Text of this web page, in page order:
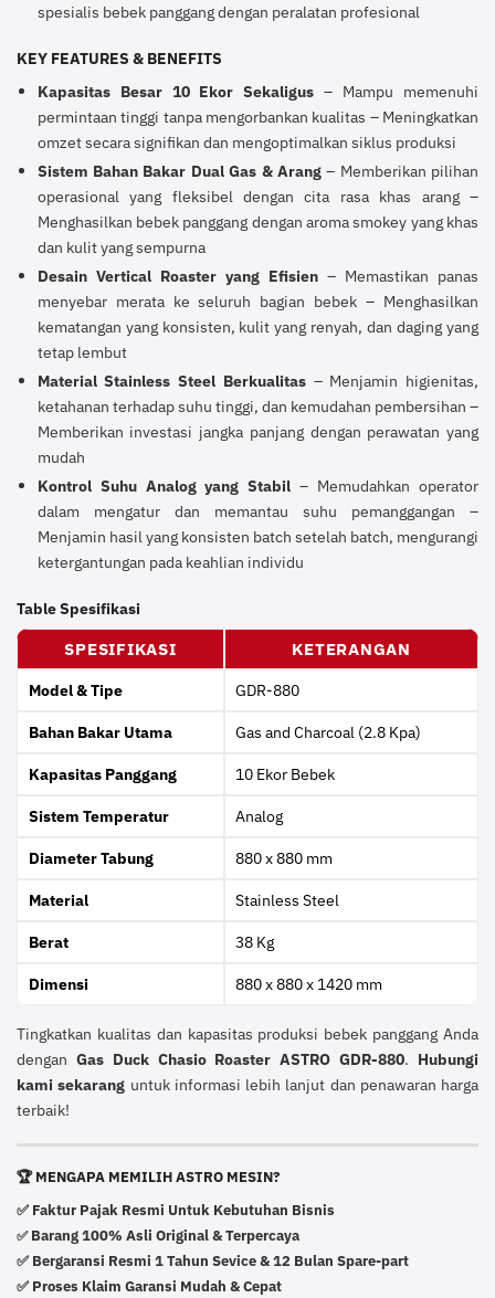
spesialis bebek panggang dengan peralatan profesional
KEY FEATURES & BENEFITS
Kapasitas Besar 10 Ekor Sekaligus – Mampu memenuhi
permintaan tinggi tanpa mengorbankan kualitas – Meningkatkan
omzet secara signifikan dan mengoptimalkan siklus produksi
Sistem Bahan Bakar Dual Gas & Arang– Memberikan pilihan
operasional yang fleksibel dengan cita rasa khas arang –
Menghasilkan bebek panggang dengan aroma smokey yang khas
dan kulit yang sempurna
Desain Vertical Roaster yang Efisien– Memastikan panas
menyebar merata ke seluruh bagian bebek – Menghasilkan
kematangan yang konsisten, kulit yang renyah, dan daging yang
tetap lembut
Material Stainless Steel Berkualitas– Menjamin higienitas,
ketahanan terhadap suhu tinggi, dan kemudahan pembersihan –
Memberikan investasi jangka panjang dengan perawatan yang
mudah
Kontrol Suhu Analog yang Stabil – Memudahkan operator
dalam mengatur dan memantau suhu pemanggangan –
Menjamin hasil yang konsisten batch setelah batch, mengurangi
ketergantungan pada keahlian individu
Table Spesifikasi
SPESIFIKASI
KETERANGAN
Model & Tipe GDR-880
Bahan Bakar Utama Gas and Charcoal (2.8 Kpa)
Kapasitas Panggang 10 Ekor Bebek
Sistem Temperatur Analog
Diameter Tabung 880 x 880 mm
Material Stainless Steel
Berat 38 Kg
Dimensi 880 x 880 x 1420 mm
Tingkatkan kualitas dan kapasitas produksi bebek panggang Anda
dengan Gas Duck Chasio Roaster ASTRO GDR-880. Hubungi
kami sekarang untuk informasi lebih lanjut dan penawaran harga
terbaik!
🏆 MENGAPA MEMILIH ASTRO MESIN?
✅ Faktur Pajak Resmi Untuk Kebutuhan Bisnis
✅ Barang 100% Asli Original & Terpercaya
✅ Bergaransi Resmi 1 Tahun Sevice & 12 Bulan Spare-part
✅ Proses Klaim Garansi Mudah & Cepat